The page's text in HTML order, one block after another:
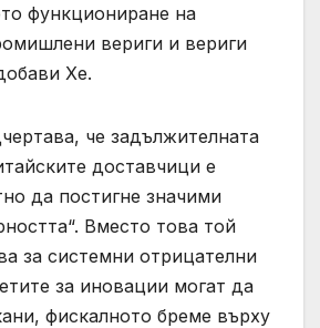
функциониране на
вериги и вериги
Хе.
че задължителната
доставчици е
да постигне значими
Вместо това той
за системни отрицателни
за иновации могат да
фискалното бреме върху